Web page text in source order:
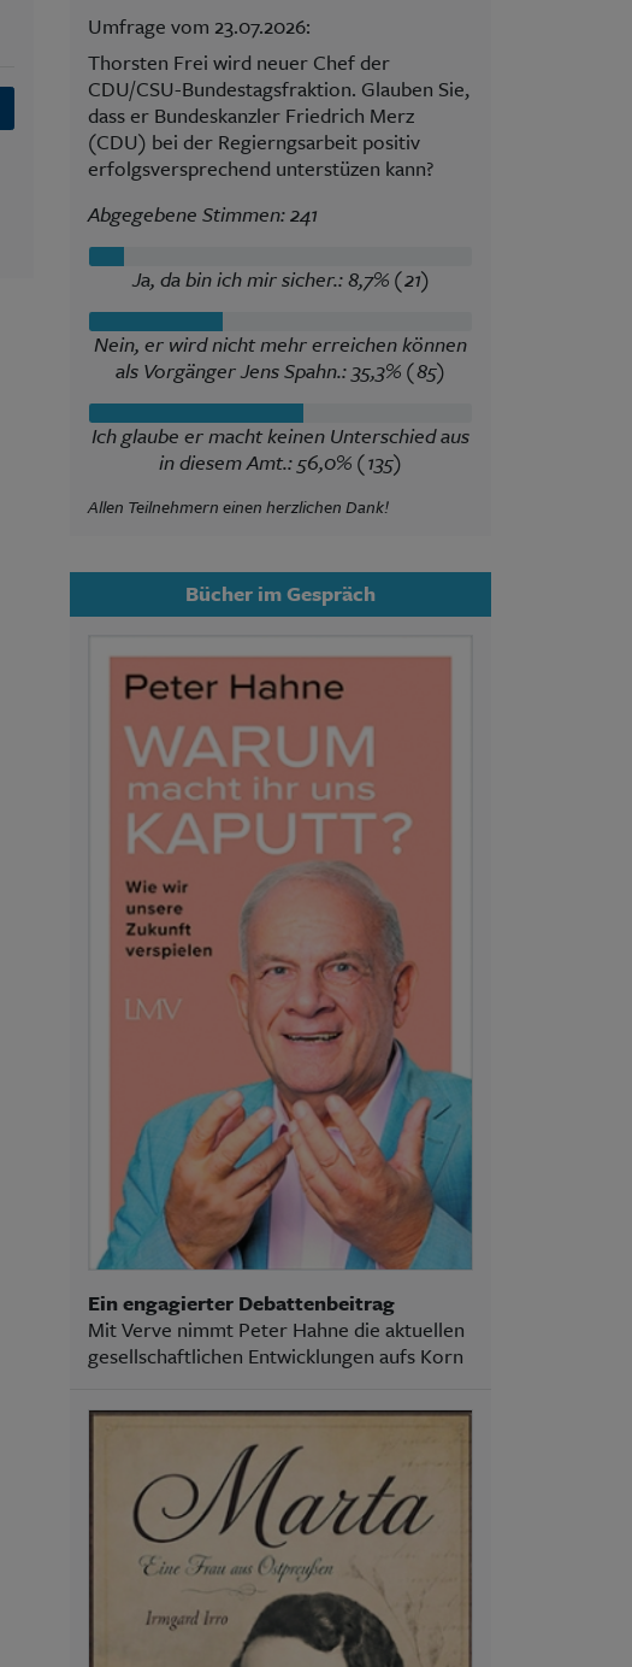
Umfrage vom 23.07.2026:
Thorsten Frei wird neuer Chef der
CDU/CSU-Bundestagsfraktion. Glauben Sie,
dass er Bundeskanzler Friedrich Merz
(CDU) bei der Regierngsarbeit positiv
erfolgsversprechend unterstüzen kann?
Abgegebene Stimmen: 241
Ja, da bin ich mir sicher.: 8,7% (21)
Nein, er wird nicht mehr erreichen können
als Vorgänger Jens Spahn.: 35,3% (85)
Ich glaube er macht keinen Unterschied aus
in diesem Amt.: 56,0% (135)
Allen Teilnehmern einen herzlichen Dank!
Bücher im Gespräch
Ein engagierter Debattenbeitrag
Mit Verve nimmt Peter Hahne die aktuellen
gesellschaftlichen Entwicklungen aufs Korn